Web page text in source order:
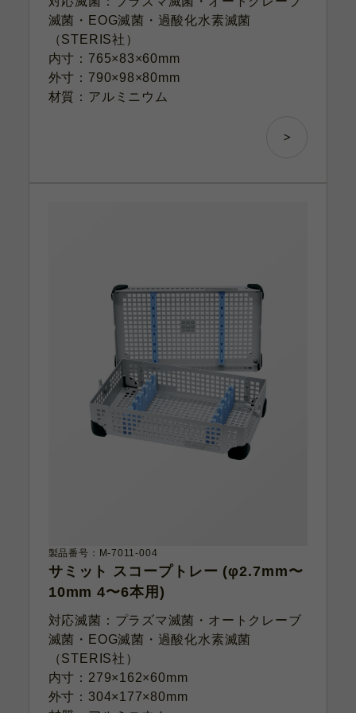
滅菌・EOG滅菌・過酸化水素滅菌
（STERIS社）
内寸：765×83×60mm
外寸：790×98×80mm
材質：アルミニウム
製品番号：M-7011-004
サミット スコープトレー (φ2.7mm〜
10mm 4〜6本用)
対応滅菌：プラズマ滅菌・オートクレーブ
滅菌・EOG滅菌・過酸化水素滅菌
（STERIS社）
内寸：279×162×60mm
外寸：304×177×80mm